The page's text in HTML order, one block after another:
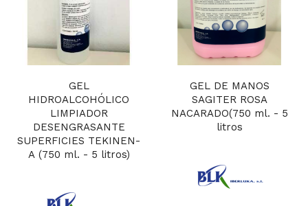
GEL
HIDROALCOHÓLICO
LIMPIADOR
DESENGRASANTE
SUPERFICIES TEKINEN-
A (750 ml. - 5 litros)
GEL DE MANOS
SAGITER ROSA
NACARADO(750 ml. - 5
litros